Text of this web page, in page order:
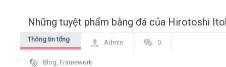
Home
Giới thiệu
Những tuyệt phẩm bằng đá của Hirotoshi
Thông tin tổng
Admin 0
Blog, Framework